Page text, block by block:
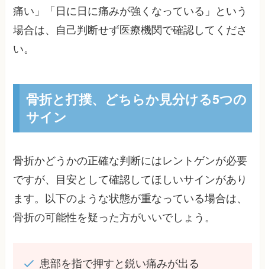
痛い」「日に日に痛みが強くなっている」という
場合は、自己判断せず医療機関で確認してくださ
い。
骨折と打撲、どちらか見分ける5つの
サイン
骨折かどうかの正確な判断にはレントゲンが必要
ですが、目安として確認してほしいサインがあり
ます。以下のような状態が重なっている場合は、
骨折の可能性を疑った方がいいでしょう。
患部を指で押すと鋭い痛みが出る